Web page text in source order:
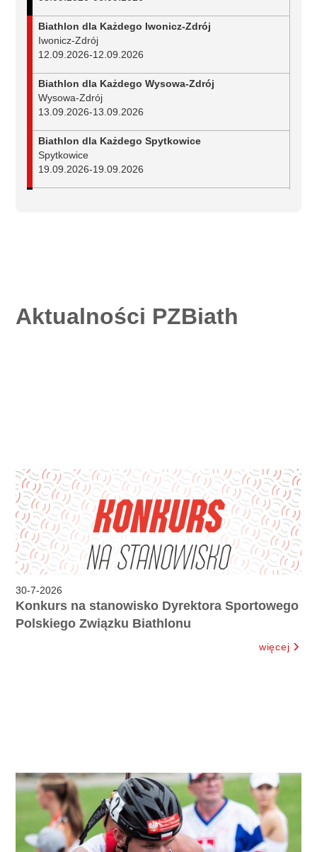
Biathlon dla Każdego Iwonicz-Zdrój
Iwonicz-Zdrój
12.09.2026-12.09.2026
Biathlon dla Każdego Wysowa-Zdrój
Wysowa-Zdrój
13.09.2026-13.09.2026
Biathlon dla Każdego Spytkowice
Spytkowice
19.09.2026-19.09.2026
Aktualności PZBiath
30-7-2026
Konkurs na stanowisko Dyrektora Sportowego
Polskiego Związku Biathlonu
więcej